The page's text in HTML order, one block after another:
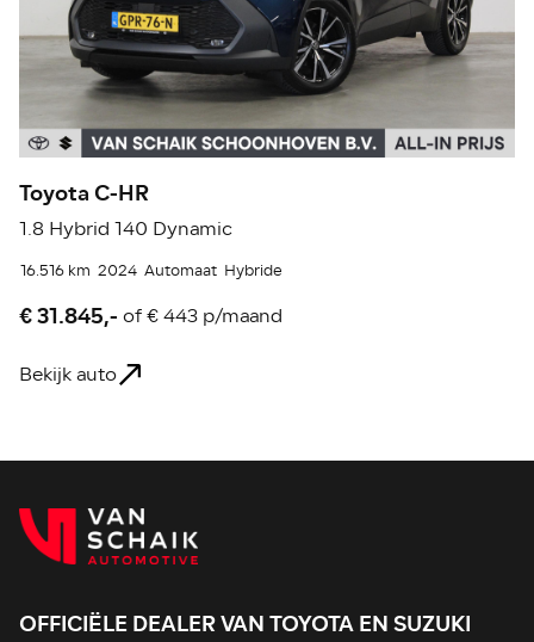
Toyota C-HR
1.8 Hybrid 140 Dynamic
16.516 km 2024 Automaat Hybride
€ 31.845,- of€ 443 p/maand
Bekijk auto
OFFICIËLE DEALER VAN TOYOTA EN SUZUKI